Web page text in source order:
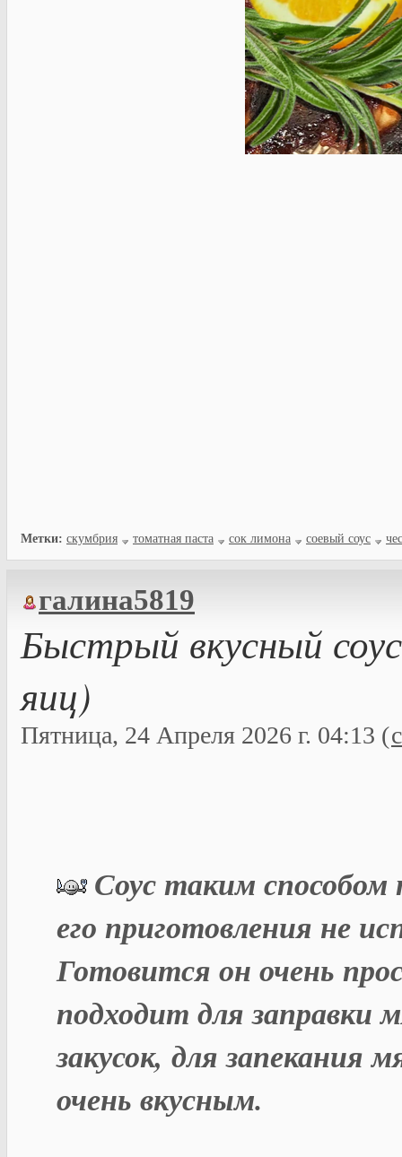
Метки: скумбрия томатная паста сок лимона соевый соус
галина5819
Быстрый вкусный
яиц)
Пятница, 24 Апреля 2026 г. 04:13 (
Соус таким способом
его приготовления не
Готовится он очень
подходит для заправки
закусок, для запекания
очень вкусным.